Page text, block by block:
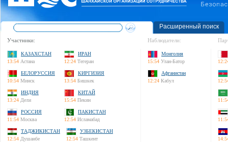
Расширенный поиск
Участники:
КАЗАХСТАН
13:54 Астана
ИРАН
12:24 Тегеран
БЕЛОРУССИЯ
10:54 Минск
КИРГИЗИЯ
13:54 Бишкек
ИНДИЯ
13:24 Дели
КИТАЙ
15:54 Пекин
РОССИЯ
11:54 Москва
ПАКИСТАН
12:54 Исламабад
ТАДЖИКИСТАН
12:54 Душанбе
УЗБЕКИСТАН
12:54 Ташкент
Наблюдатели:
Монголия
15:54 Улан-Батор
Афганистан
12:24 Кабул